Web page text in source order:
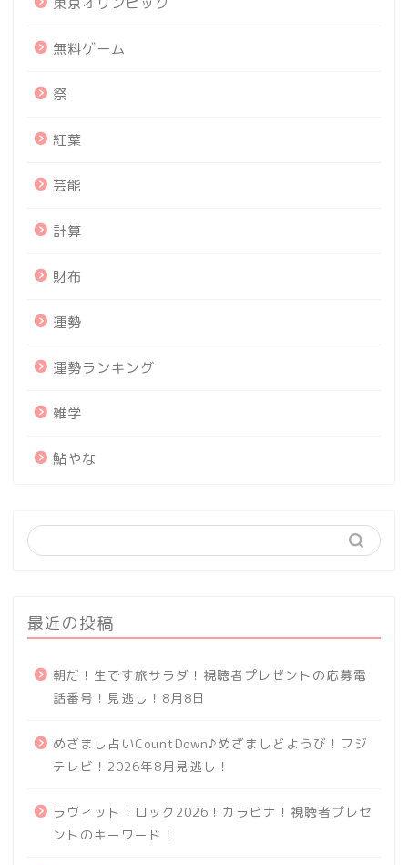
無料ゲーム
祭
紅葉
芸能
計算
財布
運勢
運勢ランキング
雑学
鮎やな
最近の投稿
朝だ！生です旅サラダ！視聴者プレゼントの応募電
話番号！見逃し！8月8日
めざまし占いCountDown♪めざましどようび！フジ
テレビ！2026年8月見逃し！
ラヴィット！ロック2026！カラビナ！視聴者プレセ
ントのキーワード！